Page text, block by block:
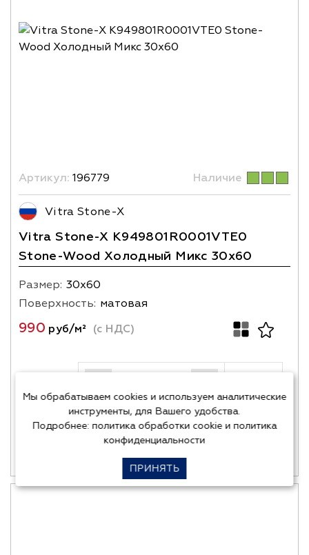
Артикул: 196779 Наличие
Vitra Stone-X
Vitra Stone-X K949801R0001VTE0
Stone-Wood Холодный Микс 30x60
Размер: 30х60
Поверхность: матовая
990 руб/м² (с НДС)
1 упак. = 6 шт. = 1.08 м²
Мы обрабатываем cookies и используем аналитические
инструменты, для Вашего удобства.
Подробнее: политика обработки cookieи политика
конфиденциальности
ПРИНЯТЬ